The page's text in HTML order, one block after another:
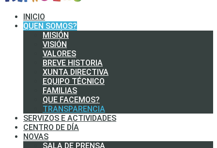
INICIO
QUEN SOMOS?
MISIÓN
VISIÓN
VALORES
BREVE HISTORIA
XUNTA DIRECTIVA
EQUIPO TÉCNICO
FAMILIAS
QUE FACEMOS?
TRANSPARENCIA
SERVIZOS E ACTIVIDADES
CENTRO DE DÍA
NOVAS
SALA DE PRENSA